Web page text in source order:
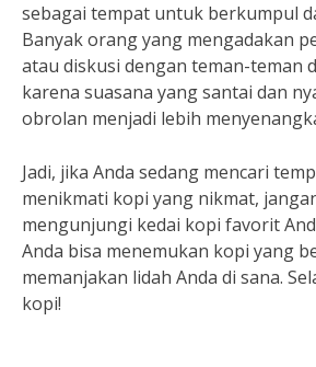
sebagai tempat untuk berkumpul
Banyak orang yang mengadakan
atau diskusi dengan teman-teman
karena suasana yang santai dan
obrolan menjadi lebih
Jadi, jika Anda sedang mencari
menikmati kopi yang nikmat,
mengunjungi kedai kopi favorit
Anda bisa menemukan kopi yang
memanjakan lidah Anda di sana.
kopi!